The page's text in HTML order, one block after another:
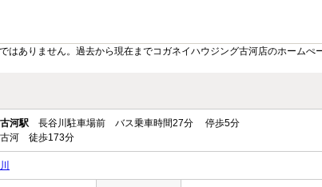
ありません。過去から現在までコガネイハウジング古河店のホームぺ
古河駅 長谷川駐車場前 バス乗車時間27分 停歩5分
河 徒歩173分